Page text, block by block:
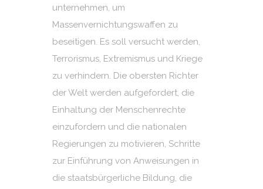
unternehmen, um
Massenvernichtungswaffen zu
beseitigen. Es soll versucht werden,
Terrorismus, Extremismus und Kriege
zu verhindern. Die obersten Richter
der Welt werden aufgefordert, die
Einhaltung der Menschenrechte
einzufordern und die nationalen
Regierungen zu motivieren, Schritte
zur Einführung von Anweisungen in
die staatsbürgerliche Bildung, die